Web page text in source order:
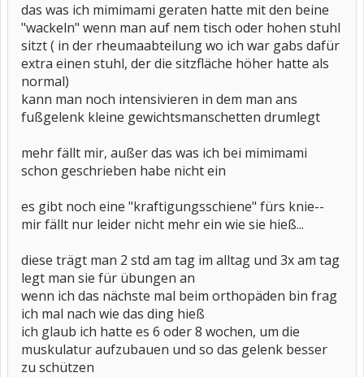
das was ich mimimami geraten hatte mit den beine
"wackeln" wenn man auf nem tisch oder hohen stuhl
sitzt ( in der rheumaabteilung wo ich war gabs dafür
extra einen stuhl, der die sitzfläche höher hatte als
normal)
kann man noch intensivieren in dem man ans
fußgelenk kleine gewichtsmanschetten drumlegt
mehr fällt mir, außer das was ich bei mimimami
schon geschrieben habe nicht ein
es gibt noch eine "kraftigungsschiene" fürs knie--
mir fällt nur leider nicht mehr ein wie sie hieß...
diese trägt man 2 std am tag im alltag und 3x am tag
legt man sie für übungen an
wenn ich das nächste mal beim orthopäden bin frag
ich mal nach wie das ding hieß
ich glaub ich hatte es 6 oder 8 wochen, um die
muskulatur aufzubauen und so das gelenk besser
zu schützen